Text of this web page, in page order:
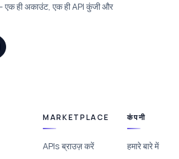
ही अकाउंट, एक ही API कुंजी और
MARKETPLACE
APIs ब्राउज़ करें
कंपनी
हमारे बारे में